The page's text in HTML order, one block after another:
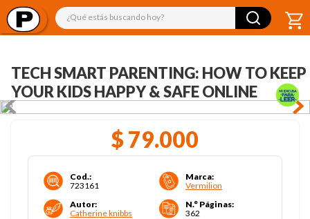
¿Qué estás buscando hoy?
TECH SMART PARENTING: HOW TO KEEP
YOUR KIDS HAPPY & SAFE ONLINE
$ 79.000
Cod.:
723161
Marca:
Vermilion
Autor:
Catherine knibbs
N.° Páginas:
362